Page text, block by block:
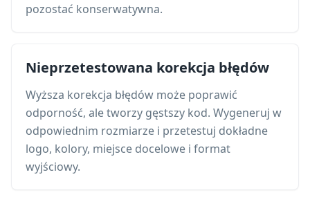
pozostać konserwatywna.
Nieprzetestowana korekcja błędów
Wyższa korekcja błędów może poprawić
odporność, ale tworzy gęstszy kod. Wygeneruj w
odpowiednim rozmiarze i przetestuj dokładne
logo, kolory, miejsce docelowe i format
wyjściowy.